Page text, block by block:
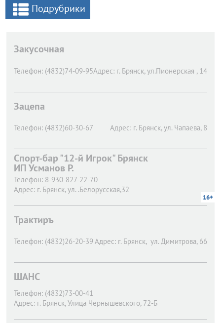
Подрубрики
Закусочная
Телефон: (4832)74-09-95Адрес: г. Брянск, ул.Пионерская , 14
Зацепа
Телефон: (4832)60-30-67 Адрес: г. Брянск, ул. Чапаева, 8
Спорт-бар "12-й Игрок" Брянск
ИП Усманов Р.
Телефон: 8-930-827-22-70
Адрес: г. Брянск, ул. .Белорусская,32
16+
Трактиръ
Телефон: (4832)26-20-39 Адрес: г. Брянск, ул. Димитрова, 66
ШАНС
Телефон: (4832)73-00-41
Адрес: г. Брянск, Улица Чернышевского, 72-Б